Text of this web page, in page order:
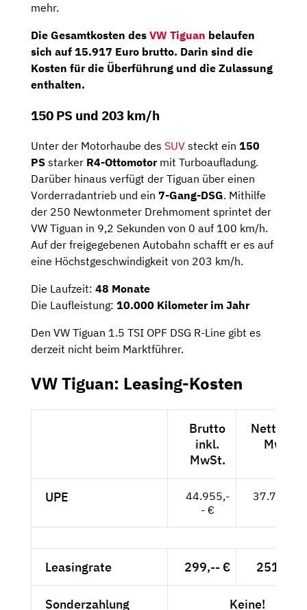
mehr.
Die Gesamtkosten des VW Tiguan belaufen
sich auf 15.917 Euro brutto. Darin sind die
Kosten für die Überführung und die Zulassung
enthalten.
150 PS und 203 km/h
Unter der Motorhaube des SUV steckt ein 150
PS starker R4-Ottomotormit Turboaufladung.
Darüber hinaus verfügt der Tiguan über einen
Vorderradantrieb und ein 7-Gang-DSG. Mithilfe
der 250 Newtonmeter Drehmoment sprintet der
VW Tiguan in 9,2 Sekunden von 0 auf 100 km/h.
Auf der freigegebenen Autobahn schafft er es auf
eine Höchstgeschwindigkeit von 203 km/h.
Die Laufzeit: 48 Monate
Die Laufleistung: 10.000 Kilometer im Jahr
Den VW Tiguan 1.5 TSI OPF DSG R-Line gibt es
derzeit nicht beim Marktführer.
VW Tiguan: Leasing-Kosten
Brutto
inkl.
MwSt.
Netto
MwSt.
UPE
44.955,-
- €
37.777,--
Leasingrate 299,-- € 251,26 €
Sonderzahlung Keine!